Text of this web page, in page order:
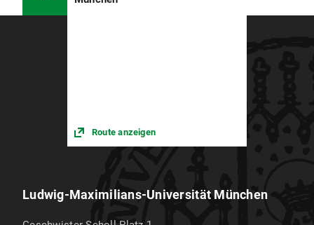
Route anzeigen
Ludwig-Maximilians-Universität München